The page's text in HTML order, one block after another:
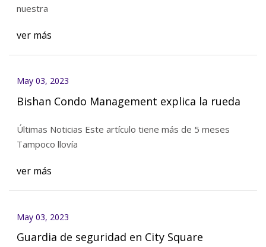
nuestra
ver más
May 03, 2023
Bishan Condo Management explica la rueda
Últimas Noticias Este artículo tiene más de 5 meses
Tampoco llovía
ver más
May 03, 2023
Guardia de seguridad en City Square